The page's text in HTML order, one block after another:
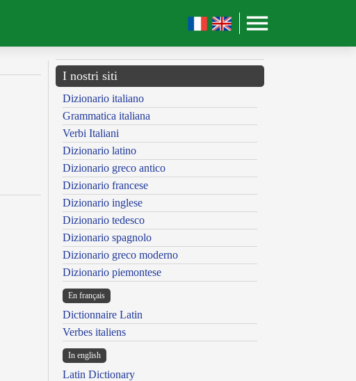
I nostri siti
Dizionario italiano
Grammatica italiana
Verbi Italiani
Dizionario latino
Dizionario greco antico
Dizionario francese
Dizionario inglese
Dizionario tedesco
Dizionario spagnolo
Dizionario greco moderno
Dizionario piemontese
En français
Dictionnaire Latin
Verbes italiens
In english
Latin Dictionary